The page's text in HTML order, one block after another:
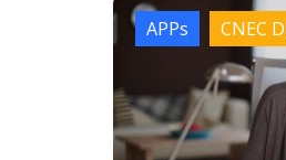
APPs CNEC